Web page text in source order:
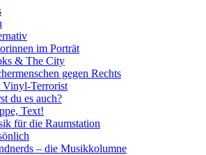
im Porträt
& The City
gegen Rechts
Vinyl-Terrorist
du es auch?
Text!
für die Raumstation
– die Musikkolumne